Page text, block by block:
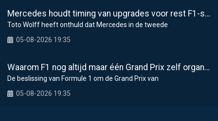
Mercedes houdt timing van upgrades voor rest F1-seizoen 2026 nauwlettend in de gaten
Toto Wolff heeft onthuld dat Mercedes in de tweede
05-08-2026 19:35
Waarom F1 nog altijd maar één Grand Prix zelf organiseert
De beslissing van Formule 1 om de Grand Prix van
05-08-2026 19:35